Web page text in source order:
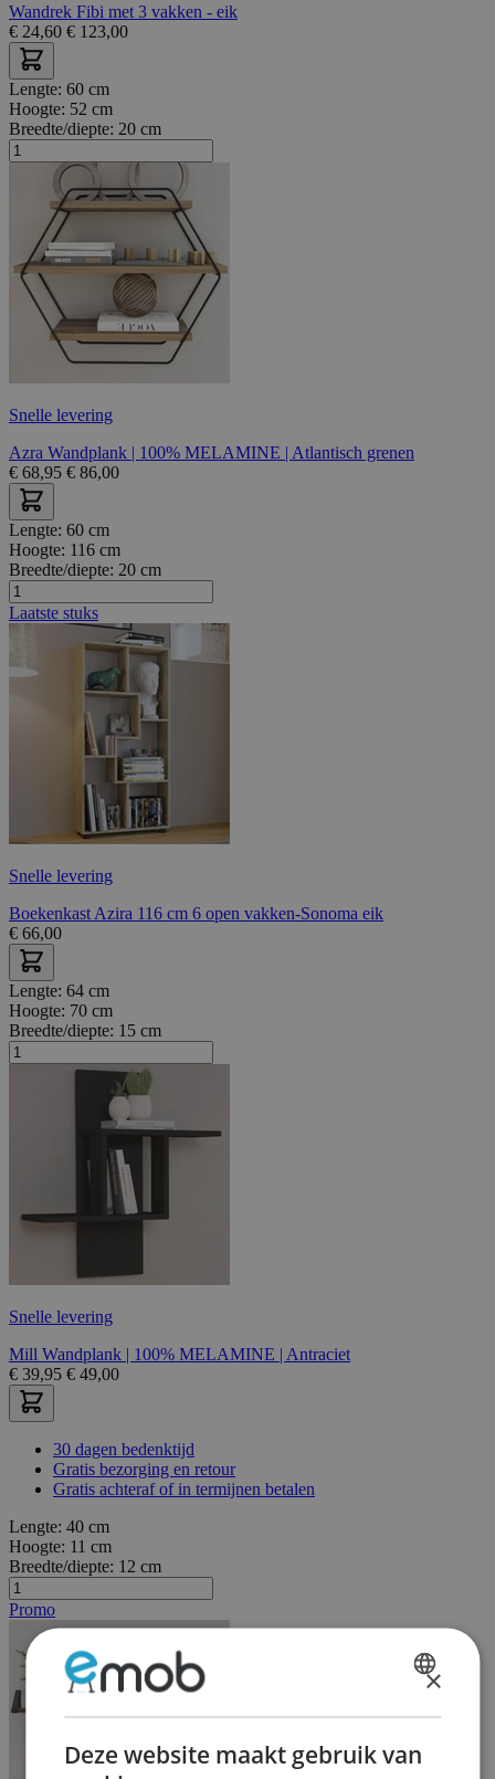
Wandrek Fibi met 3 vakken - eik
€ 24,60 € 123,00
Lengte: 60 cm
Hoogte: 52 cm
Breedte/diepte: 20 cm
Snelle levering
Azra Wandplank | 100% MELAMINE | Atlantisch grenen
€ 68,95 € 86,00
Lengte: 60 cm
Hoogte: 116 cm
Breedte/diepte: 20 cm
Laatste stuks
Snelle levering
Boekenkast Azira 116 cm 6 open vakken-Sonoma eik
€ 66,00
Lengte: 64 cm
Hoogte: 70 cm
Breedte/diepte: 15 cm
Snelle levering
Mill Wandplank | 100% MELAMINE | Antraciet
€ 39,95 € 49,00
30 dagen bedenktijd
Gratis bezorging en retour
Gratis achteraf of in termijnen betalen
Lengte: 40 cm
Hoogte: 11 cm
Breedte/diepte: 12 cm
Promo
×
Deze website maakt gebruik van